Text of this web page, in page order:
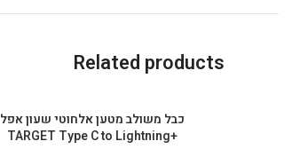
Related products
כבל משולב מטען אלחוטי שעון אפל
+TARGET Type C to Lightning